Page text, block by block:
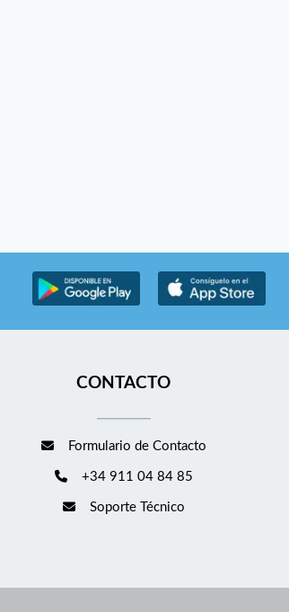
CONTACTO
Formulario de Contacto
+34 911 04 84 85
Soporte Técnico